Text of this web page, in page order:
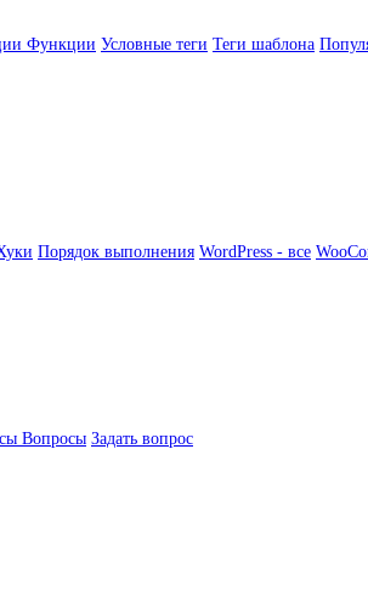
Функции Условные теги Теги шаблона
Порядок выполнения WordPress - все
Вопросы Задать вопрос